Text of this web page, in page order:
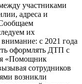
участниками
адреса и
их
с 2021 года
оформлять ДТП с
«Помощник
сотрудников
возникли